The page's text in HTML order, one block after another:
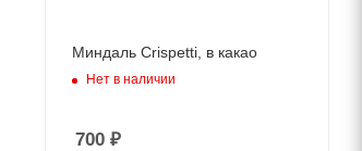
Миндаль Crispetti, в какао
Нет в наличии
700 ₽